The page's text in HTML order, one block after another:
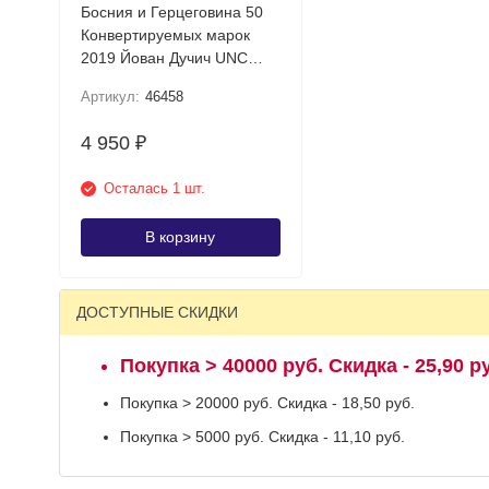
Босния и Герцеговина 50
Конвертируемых марок
2019 Йован Дучич UNC
Артикул: 46458
4 950 ₽
Осталась 1 шт.
В корзину
ДОСТУПНЫЕ СКИДКИ
Покупка > 40000 руб. Скидка - 25,90
Покупка > 20000 руб. Скидка - 18,50 руб.
Покупка > 5000 руб. Скидка - 11,10 руб.